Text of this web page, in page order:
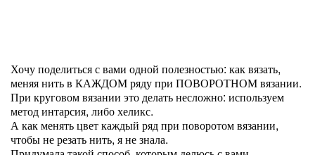
Хочу поделиться с вами одной полезностью: как вязать,
меняя нить в КАЖДОМ ряду при ПОВОРОТНОМ вязании.
При круговом вязании это делать несложно: используем
метод интарсия, либо хеликс.
А как менять цвет каждый ряд при поворотом вязании,
чтобы не резать нить, я не знала.